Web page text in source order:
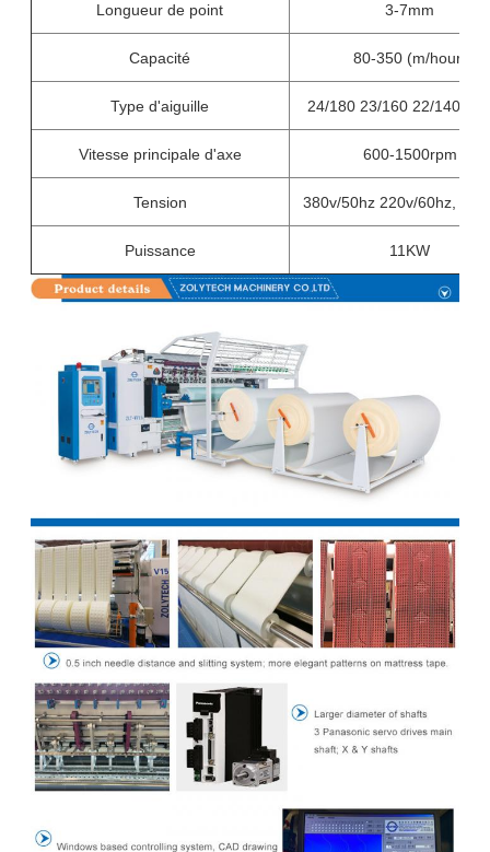
Longueur de point 3-7mm
Capacité 80-350 (m/hour)
Type d'aiguille 24/180 23/160 22/140 21/
Vitesse principale d'axe 600-1500rpm
Tension 380v/50hz 220v/60hz,
Puissance 11KW